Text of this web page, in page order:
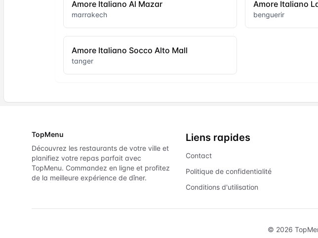
Amore Italiano Al Mazar
marrakech
Amore Italiano
benguerir
Amore Italiano Socco Alto Mall
tanger
TopMenu
Découvrez les restaurants de votre ville et
planifiez votre repas parfait avec
TopMenu. Commandez en ligne et profitez
de la meilleure expérience de dîner.
Liens rapides
Contact
Politique de confidentialité
Conditions d'utilisation
© 2026